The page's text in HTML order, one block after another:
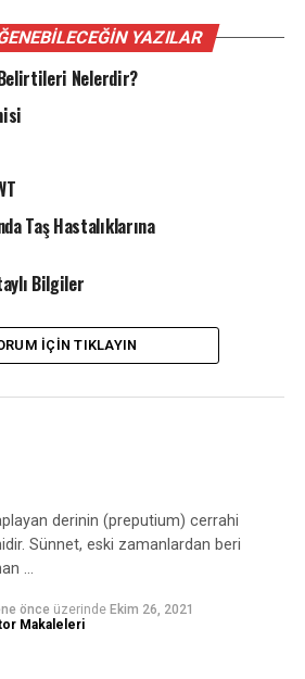
ağır fizik aktivite ile yahut günün
artabilir ve sırtüstü yatınca
hadiseler rutin fizik
araştırması sırasında
varikosel olan erkeklerde
olmayan erkeklere nazaran
Fakat birçok
genişleyen damarlarda biriken kan
yol açarak sperm imalinde
ortaya çıkarsa testislerin
testislerin olağanda beklenenden
test gereklimidir: S
özel bir teste gerek
ile kolay kolay teşhis
ise sperm kalitesini
YAZILAR
Belirtileri Nelerdir?
Taş Hastalıklarına
Bilgiler
İÇIN TIKLAYIN
derinin (preputium) cerrahi
Sünnet, eski zamanlardan beri
…
önce üzerinde Ekim 26, 2021
Makaleleri